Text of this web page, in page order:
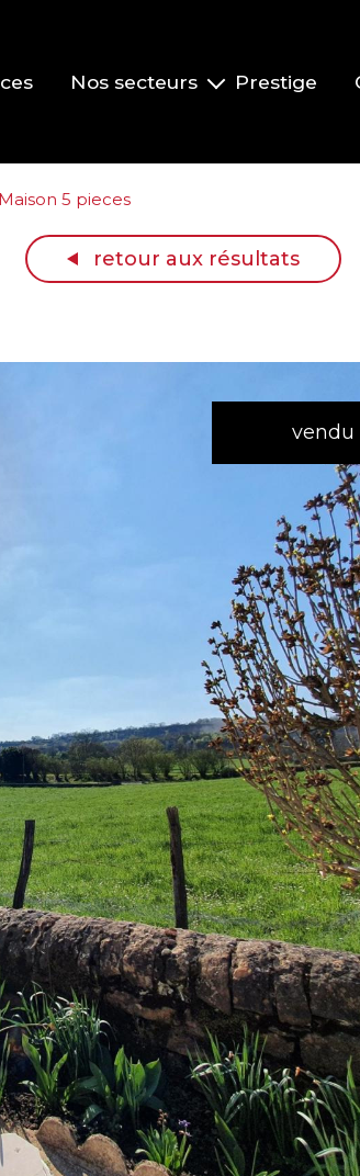
Nos secteurs
La Roche-Vineuse et le Clusinois
Prestige
Maison 5 pieces
retour aux résultats
vendu